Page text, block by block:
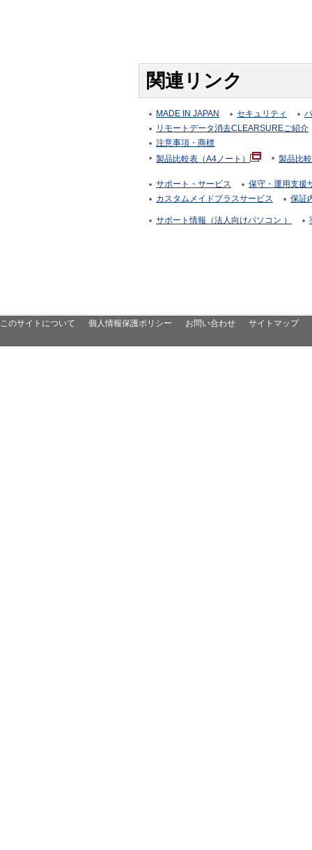
関連リンク
MADE IN JAPAN セキュリティ
リモートデータ消去CLEARSUREご紹介
注意事項・商標
製品比較表（A4ノート）
製品比
サポート・サービス
保守・運用支援
カスタムメイドプラスサービス
保証
サポート情報（法人向けパソコン ）
このサイトについて 個人情報保護ポリシー お問い合わせ サイトマップ